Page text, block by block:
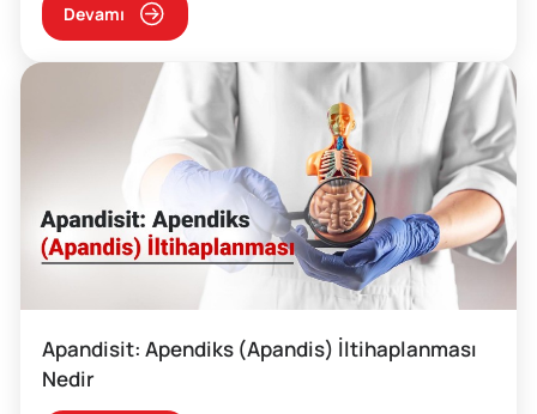
Devamı
Apandisit: Apendiks (Apandis) İltihaplanması
Nedir